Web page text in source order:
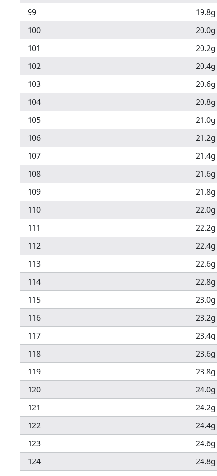
99
19.8g
100
20.0g
101
20.2g
102
20.4g
103
20.6g
104
20.8g
105
21.0g
106
21.2g
107
21.4g
108
21.6g
109
21.8g
110
22.0g
111
22.2g
112
22.4g
113
22.6g
114
22.8g
115
23.0g
116
23.2g
117
23.4g
118
23.6g
119
23.8g
120
24.0g
121
24.2g
122
24.4g
123
24.6g
124
24.8g